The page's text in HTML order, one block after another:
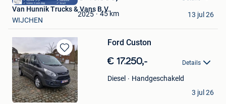
Mijn
Favorieten2025 45 km
Van Hunnik Trucks & Vans B.V.
WIJCHEN
13 jul 26
Bewaren
in
Mijn
Favorieten
Ford Custon
€ 17.250,- Details
Diesel
Handgeschakeld
Mk
Steenokkerzeel
3 jul 26